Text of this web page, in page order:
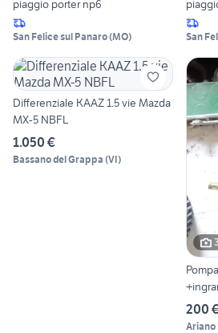
piaggio porter np6
San Felice sul Panaro(MO) San
Differenziale KAAZ 1.5 vie Mazda
MX-5 NBFL
1.050 €
Bassano del Grappa (VI)
3
200